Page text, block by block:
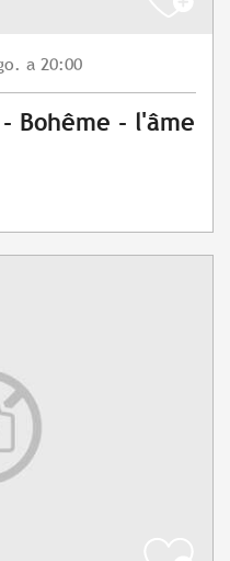
a 20:00
Bohême - l'âme